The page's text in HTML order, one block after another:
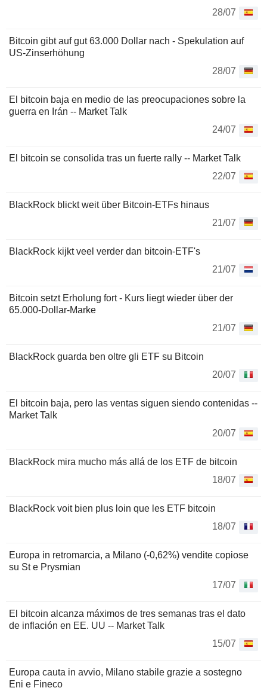
28/07
Bitcoin gibt auf gut 63.000 Dollar nach - Spekulation auf
US-Zinserhöhung
28/07
El bitcoin baja en medio de las preocupaciones sobre la
guerra en Irán -- Market Talk
24/07
El bitcoin se consolida tras un fuerte rally -- Market Talk
22/07
BlackRock blickt weit über Bitcoin-ETFs hinaus
21/07
BlackRock kijkt veel verder dan bitcoin-ETF's
21/07
Bitcoin setzt Erholung fort - Kurs liegt wieder über der
65.000-Dollar-Marke
21/07
BlackRock guarda ben oltre gli ETF su Bitcoin
20/07
El bitcoin baja, pero las ventas siguen siendo contenidas --
Market Talk
20/07
BlackRock mira mucho más allá de los ETF de bitcoin
18/07
BlackRock voit bien plus loin que les ETF bitcoin
18/07
Europa in retromarcia, a Milano (-0,62%) vendite copiose
su St e Prysmian
17/07
El bitcoin alcanza máximos de tres semanas tras el dato
de inflación en EE. UU -- Market Talk
15/07
Europa cauta in avvio, Milano stabile grazie a sostegno
Eni e Fineco